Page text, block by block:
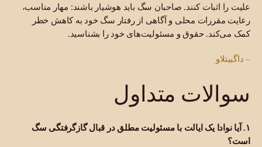
علیت را اثبات کنند. صاحبان سگ باید هوشیار باشند: مهار مناسب،
رعایت مقررات محلی و آگاهی از رفتار سگ خود به کاهش خطر
کمک می‌کند. حقوق و مسئولیت‌های خود را بشناسید.
– داگبیتلاو
سوالات متداول
۱. آیا نوادا یک ایالت با مسئولیت مطلق در قبال گازگرفتگی سگ
است؟